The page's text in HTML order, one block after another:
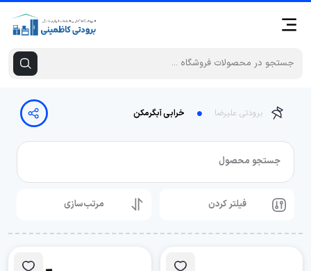
برودتی علیرضا خرابی آبگرمکن
جستجو محصول
فیلتر کردن مرتب‌سازی